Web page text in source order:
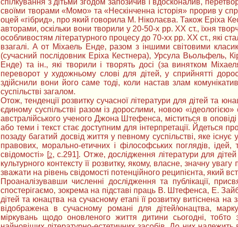
спілкування з дітьми згодом запозичив і вдосконалив,
своїми творами «Момо» та «Нескінченна історія» прорив у
оцей «гібрид», про який говорила М. Ніколаєва. Також Еріха
авторами, оскільки вони творили у 20-50-х рр. ХХ ст., їхня
особливостям літературного процесу до 70-хх рр. ХХ ст., які
взагалі. А от Міхаель Енде, разом з іншими світовими
(сучасний послідовник Еріха Кестнера), Урсула Вьольфель,
Енде) та ін., які творили і творять досі (за винятком
переворот у художньому слові для дітей, у сприйнятті
здійснили вони його саме тоді, коли настав злам
суспільстві загалом.
Отож, тенденції розвитку сучасної літератури для дітей та
єдиному суспільстві разом із дорослими, новою
австралійського ученого Джона Штефенса, міститься в
або теми і текст стає доступним для інтерпретації.
позаду багатий досвід життя у певному суспільстві, яке
правових, морально-етичних і філософських поглядів, ідей,
свідомості» [2, с.291]. Отже, дослідження літератури для
культурного контексту її розвитку, якому, власне, значну
зважати на рівень свідомості потенційного реципієнта, який
Проаналізувавши численні дослідження та публікації,
спостерігаємо, зокрема на підставі праць В. Штефенса, Е.
дітей та юнацтва на сучасному етапі її розвитку витіснена
відображена в сучасному романі для дітей/юнацтва,
міркувань щодо оновленого життя дитини сьогодні, тобто